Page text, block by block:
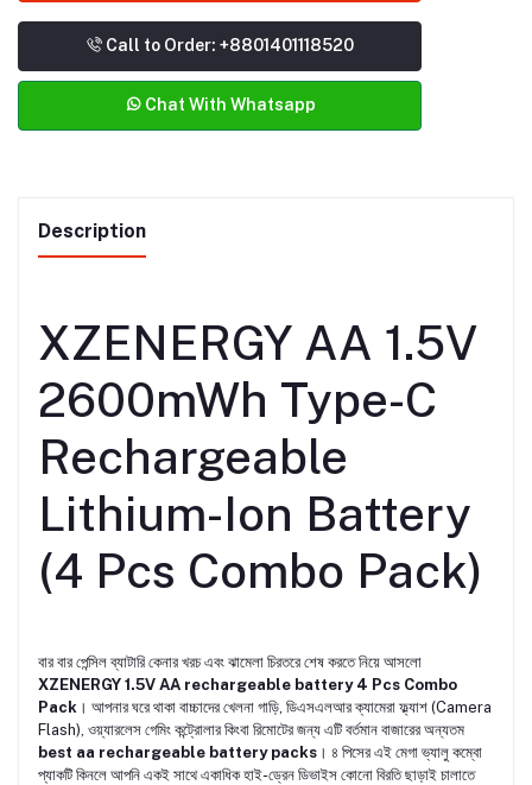
Call to Order: +8801401118520
Chat With Whatsapp
Description
XZENERGY AA 1.5V
2600mWh Type-C
Rechargeable
Lithium-Ion Battery
(4 Pcs Combo Pack)
বার বার পেন্সিল ব্যাটারি কেনার খরচ এবং ঝামেলা চিরতরে শেষ করতে নিয়ে আসলো
XZENERGY 1.5V AA rechargeable battery 4 Pcs Combo
Pack । আপনার ঘরে থাকা বাচ্চাদের খেলনা গাড়ি, ডিএসএলআর ক্যামেরা ফ্ল্যাশ (Camera
Flash), ওয়্যারলেস গেমিং কন্ট্রোলার কিংবা রিমোটের জন্য এটি বর্তমান বাজারের অন্যতম
best aa rechargeable battery packs । ৪ পিসের এই মেগা ভ্যালু কম্বো
প্যাকটি কিনলে আপনি একই সাথে একাধিক হাই-ড্রেন ডিভাইস কোনো বিরতি ছাড়াই চালাতে